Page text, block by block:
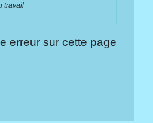
travail
erreur sur cette page